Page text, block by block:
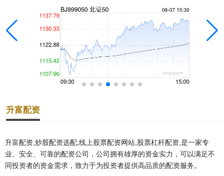
升富配资
升富配资,炒股配资选配,线上股票配资网站,股票杠杆配资,是一家专
业、安全、可靠的配资公司，公司拥有雄厚的资金实力，可以满足不
同投资者的资金需求，致力于为投资者提供高品质的配资服务。